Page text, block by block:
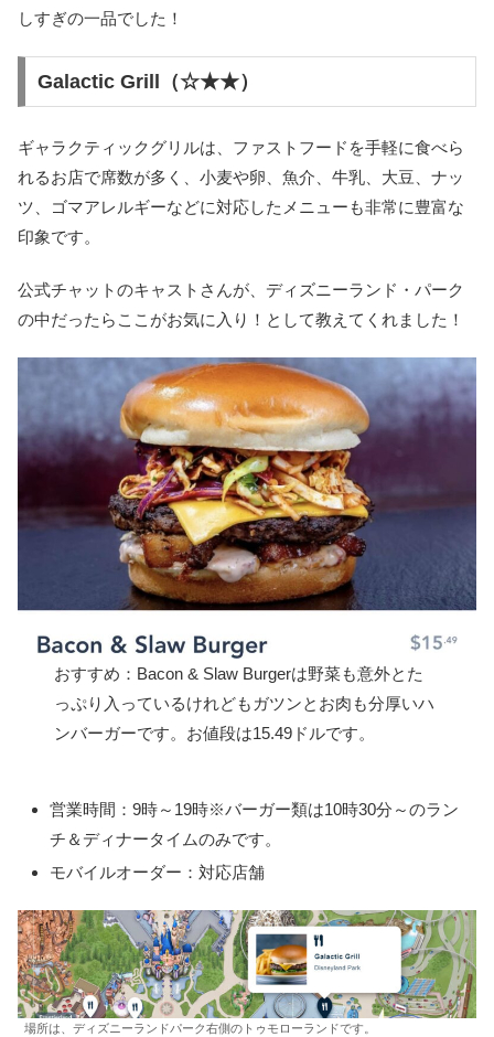
しすぎの一品でした！
Galactic Grill（☆★★）
ギャラクティックグリルは、ファストフードを手軽に食べら
れるお店で席数が多く、小麦や卵、魚介、牛乳、大豆、ナッ
ツ、ゴマアレルギーなどに対応したメニューも非常に豊富な
印象です。
公式チャットのキャストさんが、ディズニーランド・パーク
の中だったらここがお気に入り！として教えてくれました！
おすすめ：Bacon & Slaw Burgerは野菜も意外とた
っぷり入っているけれどもガツンとお肉も分厚いハ
ンバーガーです。お値段は15.49ドルです。
営業時間：9時～19時※バーガー類は10時30分～のラン
チ＆ディナータイムのみです。
モバイルオーダー：対応店舗
場所は、ディズニーランドパーク右側のトゥモローランドです。